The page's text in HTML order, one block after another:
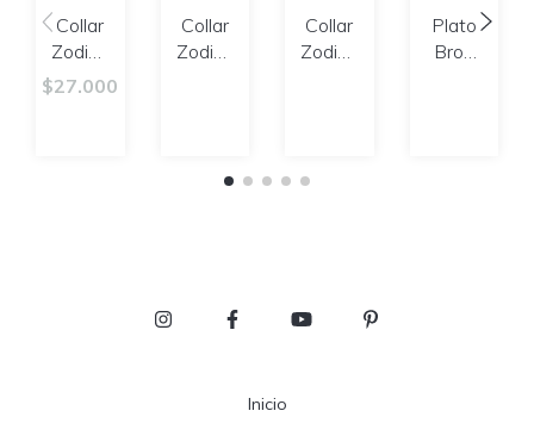
Collar
Zodiac
Capricornio
$27.000
Collar
Zodiac
Collar
Zodiac
Plato
Brod
Inicio